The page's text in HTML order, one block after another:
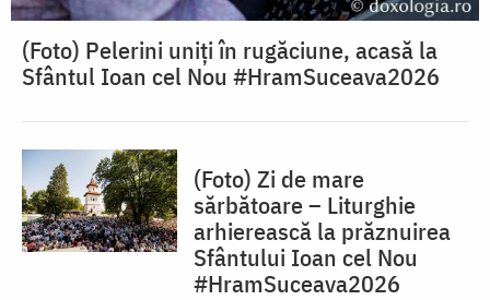
(Foto) Pelerini uniți în rugăciune, acasă la
Sfântul Ioan cel Nou #HramSuceava2026
(Foto) Zi de mare
sărbătoare – Liturghie
arhierească la prăznuirea
Sfântului Ioan cel Nou
#HramSuceava2026